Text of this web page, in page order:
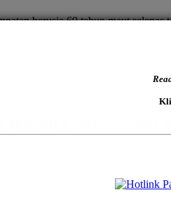
berusia 69 tahun maut
Umur, Lelaki